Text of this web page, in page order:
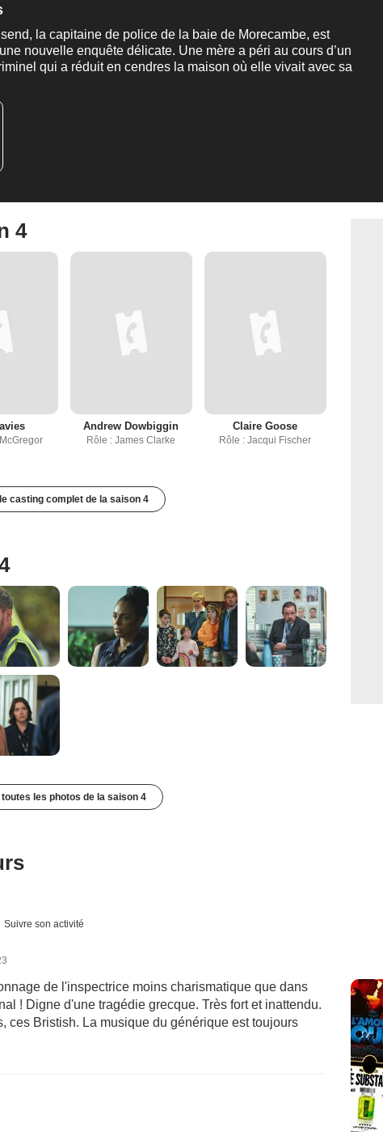
la capitaine de police de la baie de Morecambe, est
nouvelle enquête délicate. Une mère a péri au cours d’un
qui a réduit en cendres la maison où elle vivait avec sa
4
Andrew Dowbiggin
Rôle : James Clarke
Claire Goose
Rôle : Jacqui Fischer
casting complet de la saison 4
toutes les photos de la saison 4
Suivre son activité
de l'inspectrice moins charismatique que dans
! Digne d'une tragédie grecque. Très fort et inattendu.
ces Bristish. La musique du générique est toujours